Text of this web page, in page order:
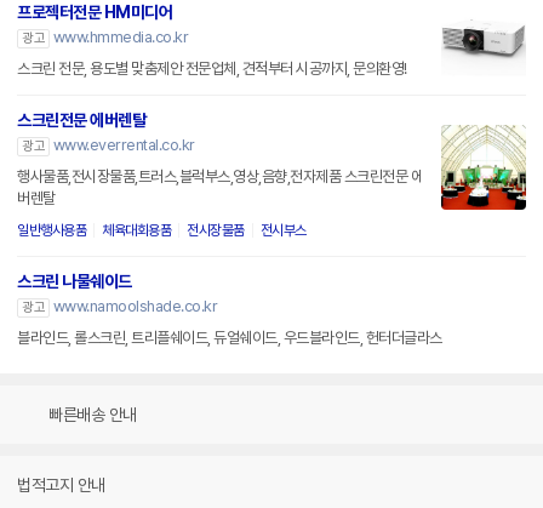
프로젝터전문 HM미디어
광고 www.hmmedia.co.kr
스크린 전문, 용도별 맞춤제안 전문업체, 견적부터 시공까지, 문의환영!
스크린전문 에버렌탈
광고 www.everrental.co.kr
행사물품,전시장물품,트러스,블럭부스,영상,음향,전자제품 스크린전문 에
버렌탈
일반행사용품 체육대회용품 전시장물품 전시부스
스크린 나물쉐이드
광고 www.namoolshade.co.kr
블라인드, 롤스크린, 트리플쉐이드, 듀얼쉐이드, 우드블라인드, 헌터더글라스
빠른배송 안내
법적고지 안내